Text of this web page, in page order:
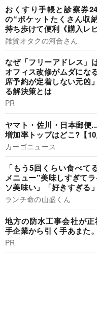
おくすり手帳と診察券
の“ポケットたくさん収
持ち歩けて便利《購入レ
雑貨オタクの河合さん
なぜ「フリーアドレス」
オフィス改修がムダにな
席予約が定着しない元凶
る解決策とは
PR
ヤマト・佐川・日本郵便
増加率トップはどこ?【
カーゴニュース
「もう5回くらい食べ
メニュー”美味しすぎて
ソ美味い」「好きすぎる
ランチ命の山盛くん
地方の防水工事会社が
手企業から引く手あまた
PR